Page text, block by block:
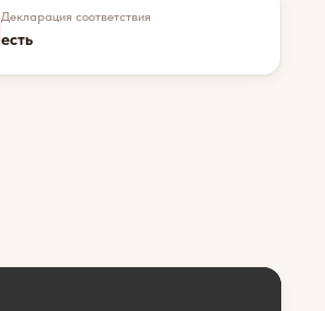
Декларация соответствия
есть